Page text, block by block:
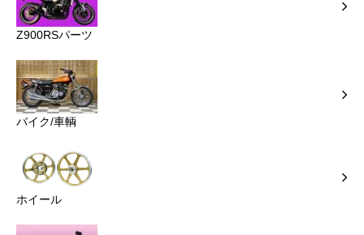
Z900RSパーツ
バイク/車輌
ホイール